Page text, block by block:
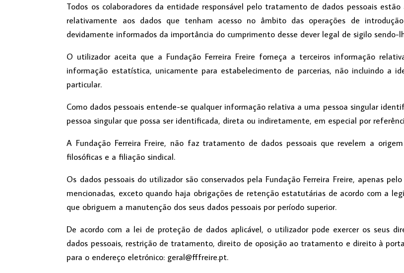
Todos os colaboradores da entidade responsável pelo tratamento de dados pessoais
relativamente aos dados que tenham acesso no âmbito das operações de
devidamente informados da importância do cumprimento desse dever legal de sigilo sendo-
O utilizador aceita que a Fundação Ferreira Freire forneça a terceiros informação
informação estatística, unicamente para estabelecimento de parcerias, não incluindo a
particular.
Como dados pessoais entende-se qualquer informação relativa a uma pessoa singular
pessoa singular que possa ser identificada, direta ou indiretamente, em especial por
A Fundação Ferreira Freire, não faz tratamento de dados pessoais que revelem a
filosóficas e a filiação sindical.
Os dados pessoais do utilizador são conservados pela Fundação Ferreira Freire, apenas
mencionadas, exceto quando haja obrigações de retenção estatutárias de acordo com a
que obriguem a manutenção dos seus dados pessoais por período superior.
De acordo com a lei de proteção de dados aplicável, o utilizador pode exercer os seus
dados pessoais, restrição de tratamento, direito de oposição ao tratamento e direito à
para o endereço eletrónico: geral@fffreire.pt.